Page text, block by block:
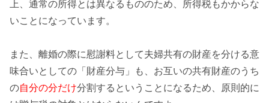
上、通常の所得とは異なるもののため、
所得税もかからな
いことになっています。
また、離婚の際に慰謝料として夫婦共有の財産を分ける意
味合いとしての「 財産分与 」も、お互いの共有財産のうち
の自分の分だけ分割するということになるため、原則的に